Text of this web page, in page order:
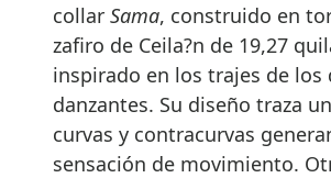
collar Sama, construido en
zafiro de Ceila?n de 19,27
inspirado en los trajes de los
danzantes. Su diseño traza
curvas y contracurvas
sensación de movimiento.